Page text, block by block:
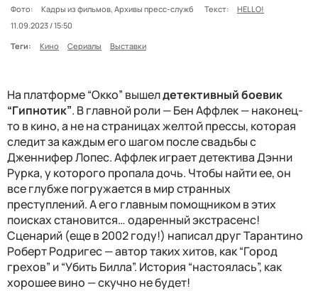
Фото: Кадры из фильмов, Архивы пресс-служб Текст:
HELLO!
11.09.2023 / 15:50
Теги:
Кино Сериалы Выставки
На платформе “Окко” вышелдетективный боевик
“Гипнотик”. В главной роли — Бен Аффлек — наконец-
то в кино, а не на страницах желтой прессы, которая
следит за каждым его шагом после свадьбы с
Дженнифер Лопес. Аффлек играет детектива Дэнни
Рурка, у которого пропала дочь. Чтобы найти ее, он
все глубже погружается в мир странных
преступлений. А его главным помощником в этих
поисках становится… одаренный экстрасенс!
Сценарий (еще в 2002 году!) написал друг Тарантино
Роберт Родригес — автор таких хитов, как “Город
грехов” и “Убить Билла”. История “настоялась”, как
хорошее вино — скучно не будет!